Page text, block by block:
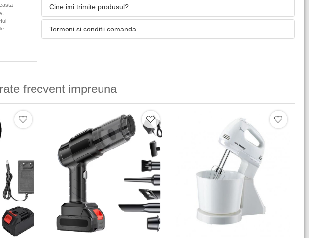
Cine imi trimite produsul?
Termeni si conditii comanda
frecvent impreuna